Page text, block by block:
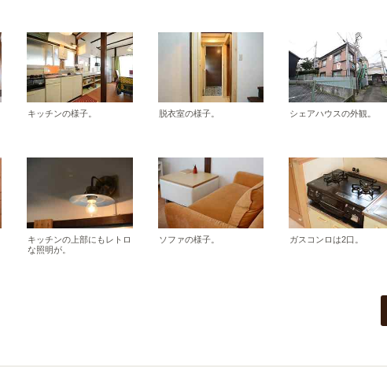
キッチンの様子。 脱衣室の様子。 シェアハウスの外観。
キッチンの上部にもレトロ
な照明が。
ソファの様子。 ガスコンロは2口。